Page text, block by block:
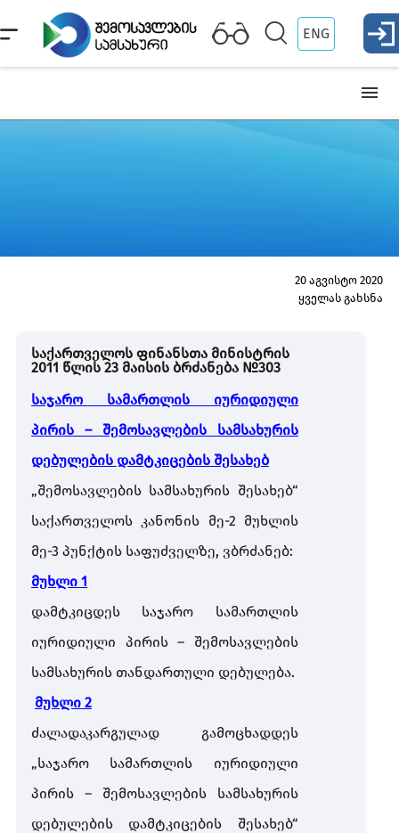
ENG
სტრუქტურული ერთეულები
კონფიდენციალურობის პოლიტიკა
20 აგვისტო 2020
ყველას გახსნა
საქართველოს ფინანსთა მინისტრის
2011 წლის 23 მაისის ბრძანება №303
საჯარო
სამართლის
იურიდიული
პირის– შემოსავლების
სამსახურის
დებულების დამტკიცების შესახებ
„შემოსავლების სამსახურის შესახებ“
საქართველოს კანონის მე-2 მუხლის
მე-3 პუნქტის საფუძველზე, ვბრძანებ:
მუხლი1
დამტკიცდეს
საჯარო
სამართლის
იურიდიული
პირის– შემოსავლების
სამსახურის თანდართული დებულება.
მუხლი2
ძალადაკარგულად
გამოცხადდეს
„საჯარო სამართლის
იურიდიული
პირის– შემოსავლების
სამსახურის
დებულების
დამტკიცების შესახებ“